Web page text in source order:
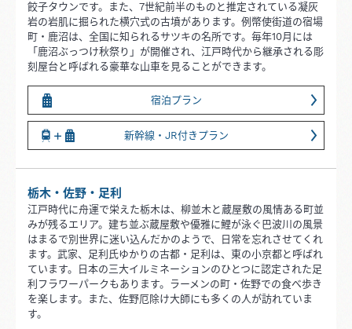
餃子タウンです。また、7世紀前半のものと推定されている凝灰
岩の岩肌に掘られた横穴式の古墳があります。例幣使街道の宿場
町・鹿沼は、全国に知られるサツキの名所です。毎年10月には
「鹿沼ぶっつけ秋祭り」が開催され、江戸時代から継承される彫
刻屋台と呼ばれる豪華な山車を見ることができます。
宿泊プラン
新幹線・JR付きプラン
栃木・佐野・足利
江戸時代に舟運で栄えた栃木は、柳並木と蔵屋敷の風情ある町並
みが残るエリア。建ち並ぶ蔵屋敷や優雅に鯉が泳ぐ巴波川の風景
はまるで別世界に迷い込んだかのようで、日常を忘れさせてくれ
ます。武家、足利氏ゆかりの古都・足利は、東の小京都と呼ばれ
ています。日本の三大イルミネーションのひとつに認定された足
利フラワーパークもあります。ラーメンの町・佐野での食べ歩き
を楽します。また、佐野厄除け大師にも多くの人が訪れていま
す。